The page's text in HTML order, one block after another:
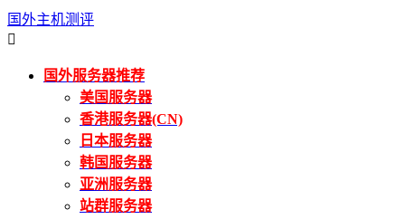
国外主机测评

国外服务器推荐
美国服务器
香港服务器(CN)
日本服务器
韩国服务器
亚洲服务器
站群服务器